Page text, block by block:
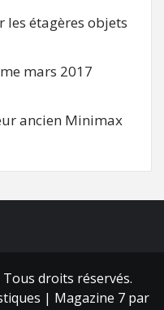
les étagères objets
mars 2017
ancien Minimax
droits réservés.
| Magazine 7 par